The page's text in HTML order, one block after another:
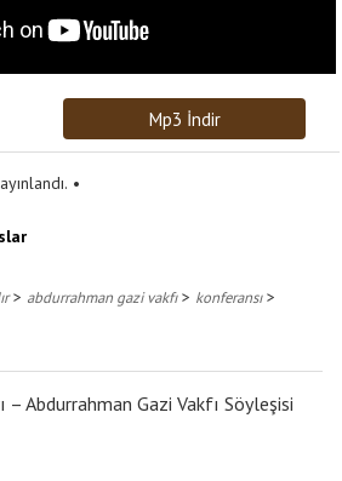
Mp3 İndir
> abdurrahman gazi vakfı> konferansı>
Abdurrahman Gazi Vakfı Söyleşisi